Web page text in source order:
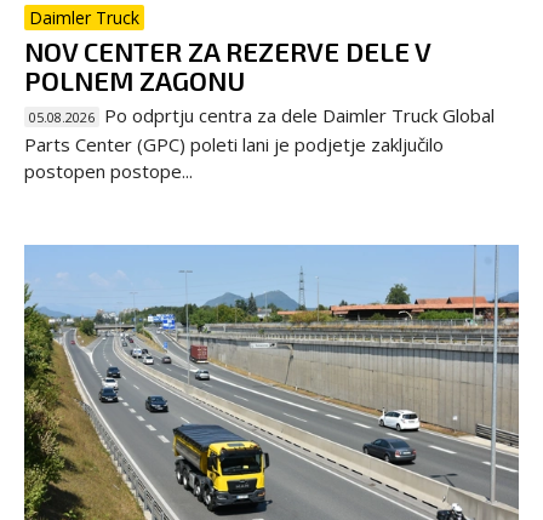
Daimler Truck
NOV CENTER ZA REZERVE DELE V
POLNEM ZAGONU
05.08.2026 Po odprtju centra za dele Daimler Truck Global
Parts Center (GPC) poleti lani je podjetje zaključilo
postopen postope...